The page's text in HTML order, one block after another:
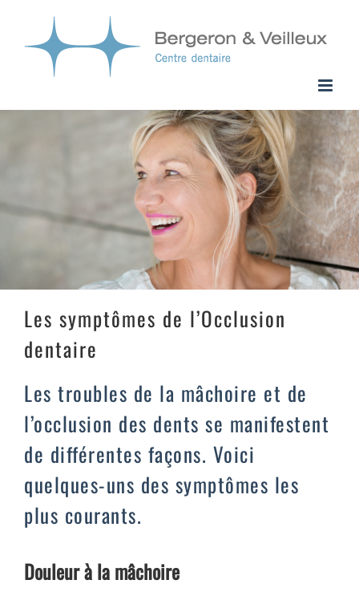
Les symptômes de l’Occlusion
dentaire
Les troubles de la mâchoire et de
l’occlusion des dents se manifestent
de différentes façons. Voici
quelques-uns des symptômes les
plus courants.
Douleur à la mâchoire